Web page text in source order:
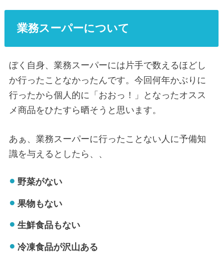
業務スーパーについて
ぼく自身、業務スーパーには片手で数えるほどし
か行ったことなかったんです。今回何年かぶりに
行ったから個人的に「おおっ！」となったオスス
メ商品をひたすら晒そうと思います。
あぁ、業務スーパーに行ったことない人に予備知
識を与えるとしたら、、
野菜がない
果物もない
生鮮食品もない
冷凍食品が沢山ある